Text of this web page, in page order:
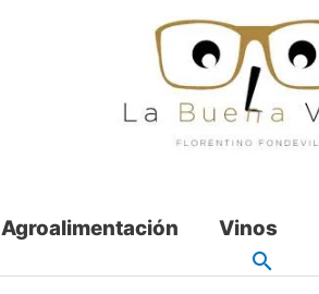
Agroalimentación Vinos